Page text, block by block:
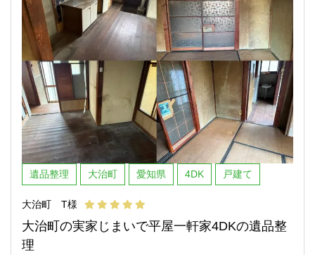
遺品整理 大治町 愛知県 4DK 戸建て
大治町 T様
大治町の実家じまいで平屋一軒家4DKの遺品整
理